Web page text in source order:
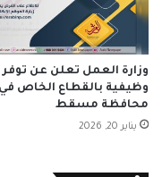
وزارة العمل تعلن عن
وظيفية بالقطاع الخاص في
محافظة مسقط
يناير 20, 2026